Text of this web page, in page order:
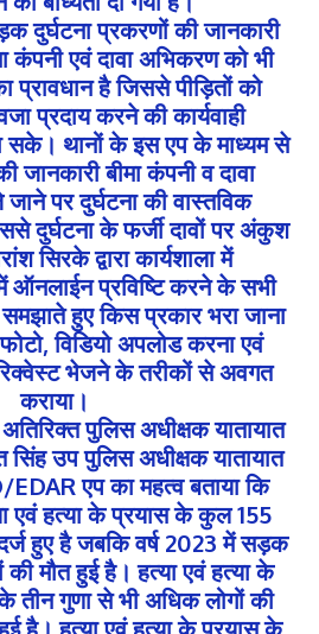
दुर्घटना प्रकरणों की जानकारी
कंपनी एवं दावा अभिकरण को भी
प्रावधान है जिससे पीड़ितों को
प्रदाय करने की कार्यवाही
सके। थानों के इस एप के माध्यम से
जानकारी बीमा कंपनी व दावा
पर दुर्घटना की वास्तविक
दुर्घटना के फर्जी दावों पर अंकुश
सिरके द्वारा कार्यशाला में
प्रविष्टि करने के सभी
हुए किस प्रकार भरा जाना
विडियो अपलोड करना एवं
भेजने के तरीकों से अवगत
कराया।
पुलिस अधीक्षक यातायात
सिंह उप पुलिस अधीक्षक यातायात
एप का महत्व बताया कि
एवं हत्या के प्रयास के कुल 155
हुए है जबकि वर्ष 2023 में सड़क
की मौत हुई है। हत्या एवं हत्या के
तीन गुणा से भी अधिक लोगों की